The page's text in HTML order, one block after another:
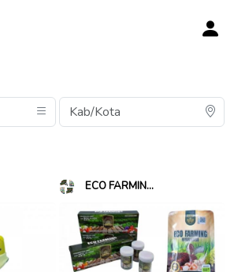
ECO FARMIN...